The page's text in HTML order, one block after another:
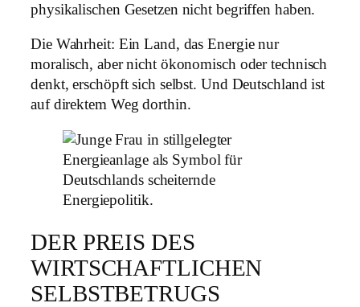
physikalischen Gesetzen nicht begriffen haben.
Die Wahrheit: Ein Land, das Energie nur
moralisch, aber nicht ökonomisch oder technisch
denkt, erschöpft sich selbst. Und Deutschland ist
auf direktem Weg dorthin.
DER PREIS DES
WIRTSCHAFTLICHEN
SELBSTBETRUGS